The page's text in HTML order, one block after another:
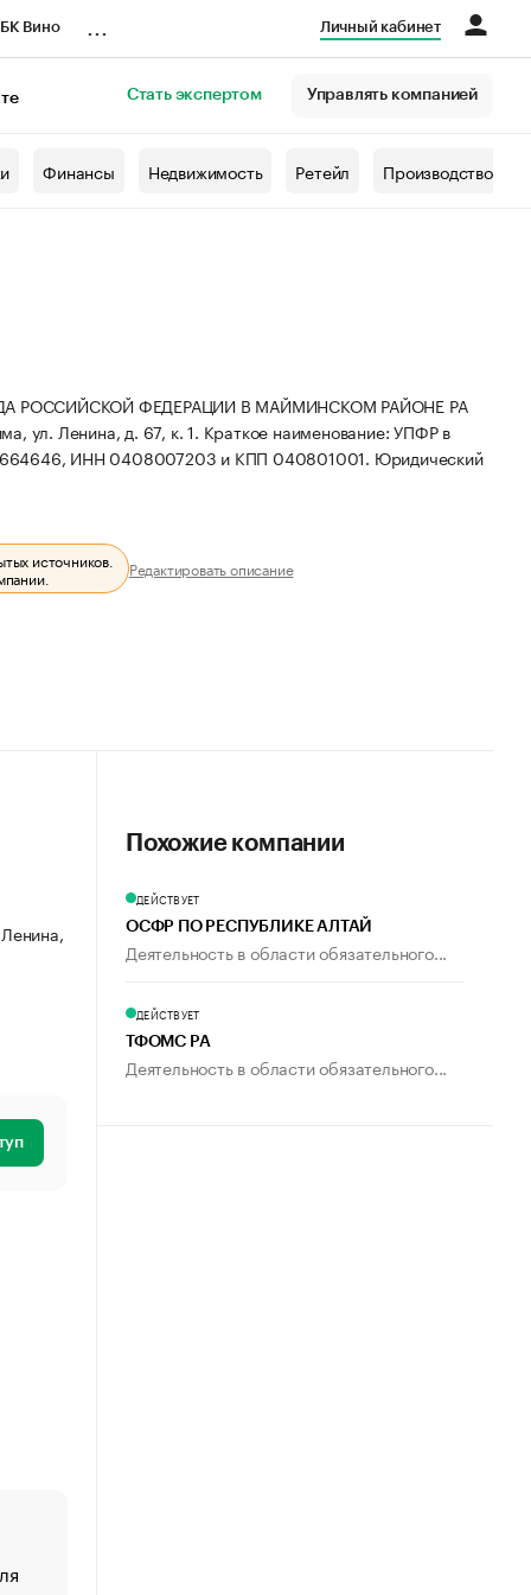
Вино Личный кабинет
Стать экспертом Управлять компанией
Финансы Недвижимость Ретейл Производство
РОССИЙСКОЙ ФЕДЕРАЦИИ В МАЙМИНСКОМ РАЙОНЕ РА
ул. Ленина, д. 67, к. 1. Краткое наименование: УПФР в
ИНН 0408007203 и КПП 040801001. Юридический
источников. Редактировать описание
Похожие компании
ДЕЙСТВУЕТ
ОСФР ПО РЕСПУБЛИКЕ АЛТАЙ
Деятельность в области обязательного...
ДЕЙСТВУЕТ
ТФОМС РА
Деятельность в области обязательного...